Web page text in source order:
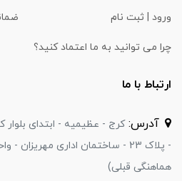
ورود | ثبت نام ضمانت 7
چرا می توانید به ما اعتماد کنید؟
ارتباط با ما
آدرس:کرج - عظیمیه - ابتدای بلوار
هماهنگی قبلی)